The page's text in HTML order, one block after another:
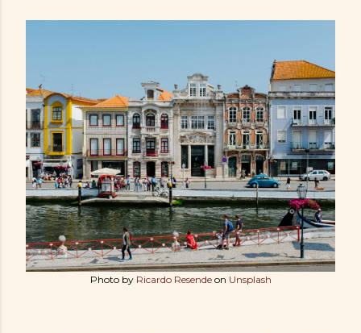
Photo by Ricardo Resendeon Unsplash